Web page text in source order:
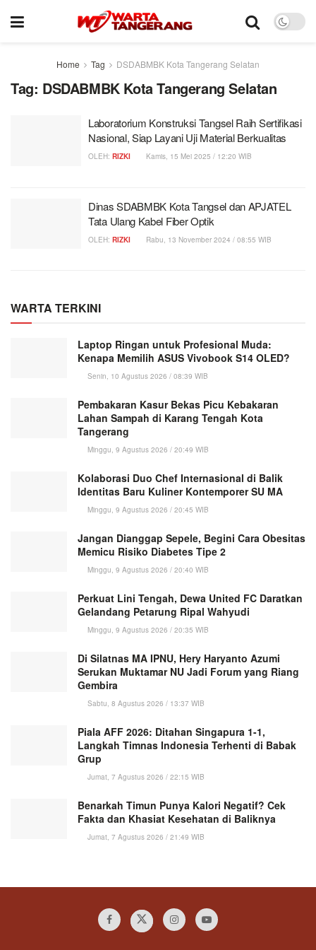
Home Tag DSDABMBK Kota Tangerang Selatan
Tag: DSDABMBK Kota Tangerang Selatan
Laboratorium Konstruksi Tangsel Raih Sertifikasi
Nasional, Siap Layani Uji Material Berkualitas
OLEH: RIZKI Kamis, 15 Mei 2025 / 12:20 WIB
Dinas SDABMBK Kota Tangsel dan APJATEL
Tata Ulang Kabel Fiber Optik
OLEH: RIZKI Rabu, 13 November 2024 / 08:55 WIB
WARTA TERKINI
Laptop Ringan untuk Profesional Muda:
Kenapa Memilih ASUS Vivobook S14 OLED?
Senin, 10 Agustus 2026 / 08:39 WIB
Pembakaran Kasur Bekas Picu Kebakaran
Lahan Sampah di Karang Tengah Kota
Tangerang
Minggu, 9 Agustus 2026 / 20:49 WIB
Kolaborasi Duo Chef Internasional di Balik
Identitas Baru Kuliner Kontemporer SU MA
Minggu, 9 Agustus 2026 / 20:45 WIB
Jangan Dianggap Sepele, Begini Cara Obesitas
Memicu Risiko Diabetes Tipe 2
Minggu, 9 Agustus 2026 / 20:40 WIB
Perkuat Lini Tengah, Dewa United FC Daratkan
Gelandang Petarung Ripal Wahyudi
Minggu, 9 Agustus 2026 / 20:35 WIB
Di Silatnas MA IPNU, Hery Haryanto Azumi
Serukan Muktamar NU Jadi Forum yang Riang
Gembira
Sabtu, 8 Agustus 2026 / 13:37 WIB
Piala AFF 2026: Ditahan Singapura 1-1,
Langkah Timnas Indonesia Terhenti di Babak
Grup
Jumat, 7 Agustus 2026 / 22:15 WIB
Benarkah Timun Punya Kalori Negatif? Cek
Fakta dan Khasiat Kesehatan di Baliknya
Jumat, 7 Agustus 2026 / 21:49 WIB